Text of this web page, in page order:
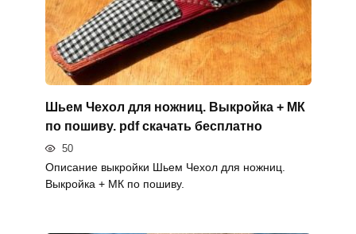
Шьем Чехол для ножниц. Выкройка + МК
по пошиву. pdf скачать бесплатно
50
Описание выкройки Шьем Чехол для ножниц.
Выкройка + МК по пошиву.